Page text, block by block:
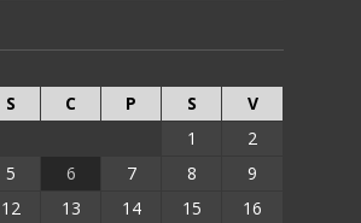
S C P S
V
1
2
5 6 7 8
9
12 13 14 15
16